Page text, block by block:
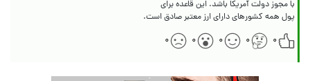
پول همه کشورهای دارای ارز معتبر صادق است.
۰
۰ ۰ ۰ ۰